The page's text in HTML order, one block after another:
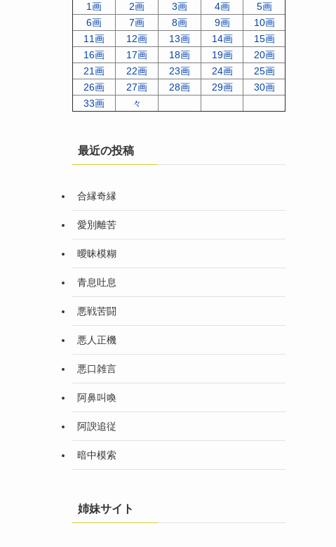
1画 2画 3画 4画
5画
6画
7画 8画 9画
10画
11画
12画 13画 14画
15画
16画
17画 18画 19画
20画
21画
22画 23画 24画
25画
26画
27画 28画 29画
30画
33画
々
最近の投稿
合縁奇縁
愛別離苦
曖昧模糊
青息吐息
悪戦苦闘
悪人正機
悪口雑言
阿鼻叫喚
阿諛追従
暗中模索
姉妹サイト